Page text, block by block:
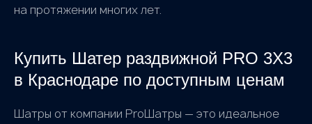
на протяжении многих лет.
Купить Шатер раздвижной PRO 3X3
в Краснодаре по доступным ценам
Шатры от компании ProШатры — это идеальное